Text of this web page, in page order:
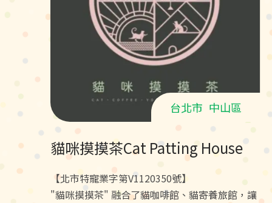
台北市 中山區
貓咪摸摸茶Cat Patting House
【北市特寵業字第V1120350號】
"貓咪摸摸茶" 融合了貓咖啡館、貓寄養旅館，讓